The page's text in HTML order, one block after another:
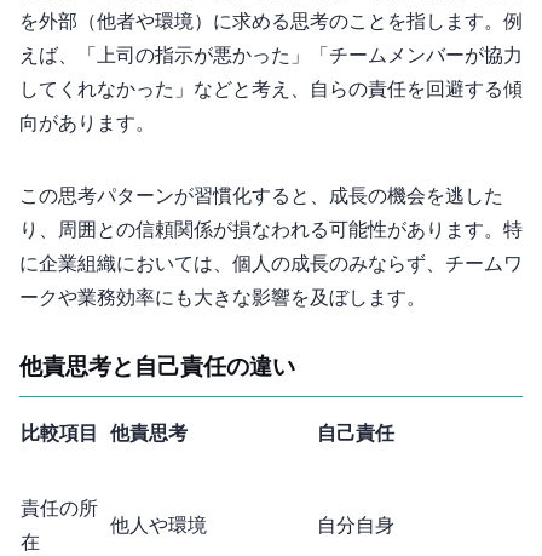
を外部（他者や環境）に求める思考のことを指します。例
えば、「上司の指示が悪かった」「チームメンバーが協力
してくれなかった」などと考え、自らの責任を回避する傾
向があります。
この思考パターンが習慣化すると、成長の機会を逃した
り、周囲との信頼関係が損なわれる可能性があります。特
に企業組織においては、個人の成長のみならず、チームワ
ークや業務効率にも大きな影響を及ぼします。
他責思考と自己責任の違い
比較項目 他責思考 自己責任
責任の所
在
他人や環境 自分自身